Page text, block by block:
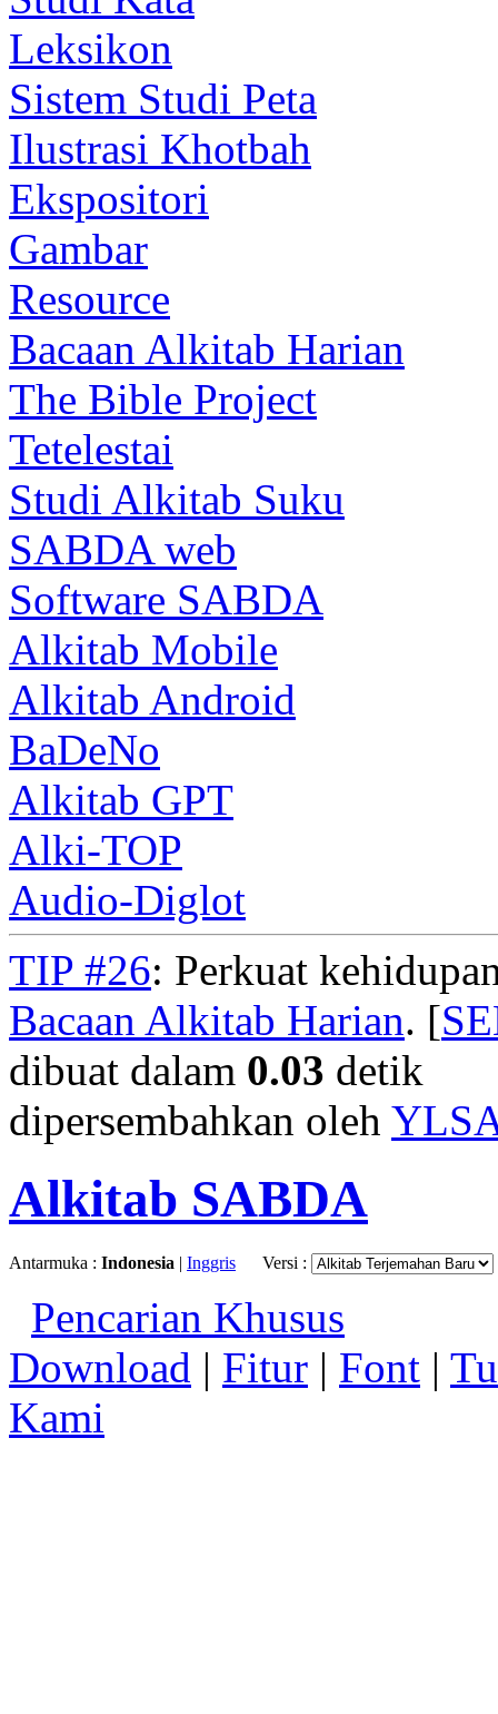
Leksikon
Sistem Studi Peta
Ilustrasi Khotbah
Ekspositori
Gambar
Resource
Bacaan Alkitab Harian
The Bible Project
Tetelestai
Studi Alkitab Suku
SABDA web
Software SABDA
Alkitab Mobile
Alkitab Android
BaDeNo
Alkitab GPT
Alki-TOP
Audio-Diglot
TIP #26: Perkuat
Bacaan Alkitab Harian. [
dibuat dalam 0.03 detik
dipersembahkan oleh
Alkitab SABDA
Antarmuka : Indonesia | Inggris Versi :
Pencarian Khusus
Download | Fitur | Font |
Kami